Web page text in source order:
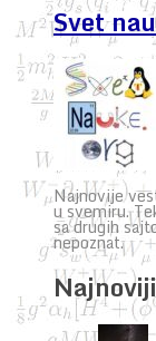
Svet
Najnovije
u svemiru.
sa drugih
nepoznat.